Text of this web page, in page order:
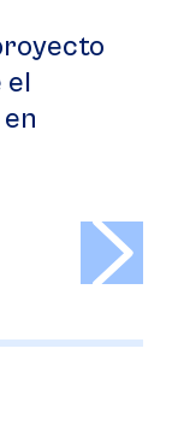
el